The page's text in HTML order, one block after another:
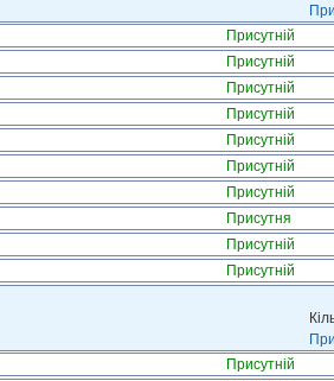
Присутній
Присутній
Присутній
Присутній
Присутній
Присутній
Присутній
Присутня
Присутній
Присутній
Присутній